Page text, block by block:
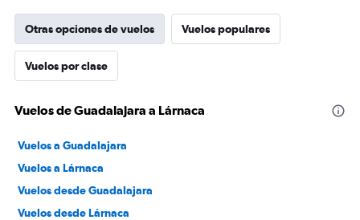
Otras opciones de vuelos Vuelos populares
Vuelos por clase
Vuelos de Guadalajara a Lárnaca
Vuelos a Guadalajara
Vuelos a Lárnaca
Vuelos desde Guadalajara
Vuelos desde Lárnaca